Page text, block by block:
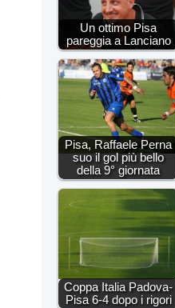
Un ottimo Pisa
pareggia a Lanciano
Pisa, Raffaele Perna
suo il gol più bello
della 9° giornata
Coppa Italia Padova-
Pisa 6-4 dopo i rigori